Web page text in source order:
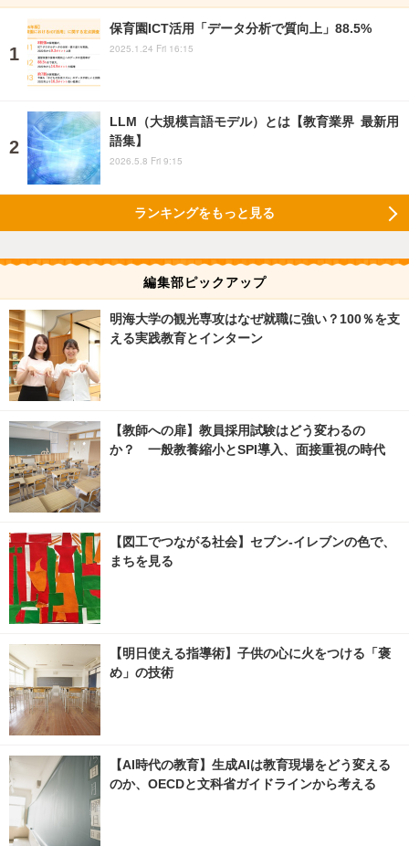
保育園ICT活用「データ分析で質向上」88.5%
2025.1.24 Fri 16:15
LLM（大規模言語モデル）とは【教育業界 最新用
語集】
2026.5.8 Fri 9:15
ランキングをもっと見る
編集部ピックアップ
明海大学の観光専攻はなぜ就職に強い？100％を支
える実践教育とインターン
【教師への扉】教員採用試験はどう変わるの
か？ 一般教養縮小とSPI導入、面接重視の時代
【図工でつながる社会】セブン‐イレブンの色で、
まちを見る
【明日使える指導術】子供の心に火をつける「褒
め」の技術
【AI時代の教育】生成AIは教育現場をどう変える
のか、OECDと文科省ガイドラインから考える